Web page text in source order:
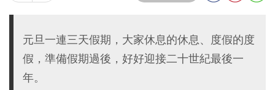
元旦一連三天假期，大家休息的休息、度假的度
假，準備假期過後，好好迎接二十世紀最後一
年。